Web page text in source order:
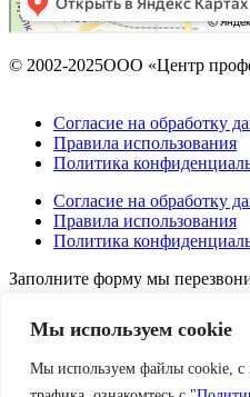
Мы используем сookie
Мы используем файлы cookie, с
© 2002-2025ООО «Центр
Согласие на обработку
Правила использования
Политика
Согласие на обработку
Правила использования
Политика
Заполните форму мы